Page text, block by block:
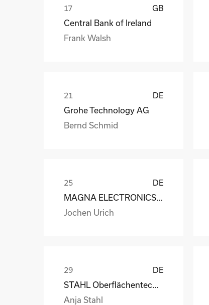
GB
Central Bank of Ireland
Frank Walsh
DE
Grohe Technology AG
Bernd Schmid
DE
Jochen Urich
DE
STAHL Oberflächentechnik GmbH
Anja Stahl